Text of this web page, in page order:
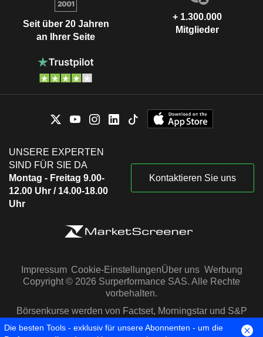
Seit über 20 Jahren
an Ihrer Seite
+ 1.300.000
Mitglieder
UNSERE EXPERTEN
SIND FÜR SIE DA
Montag - Freitag 9.00-
12.00 Uhr / 14.00-18.00
Uhr
Kontaktieren Sie uns
Impressum Cookie-EinstellungenÜber uns Werbung
Copyright © 2026 Surperformance SAS. Alle Rechte
vorbehalten.
Börsenkurse werden von Factset, Morningstar und S&P
Capital IQ zur Verfügung gestellt
Die besten Tools - exklusiv für unsere Abonnenten - um die